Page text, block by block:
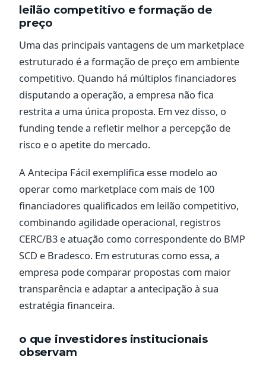
leilão competitivo e formação de
preço
Uma das principais vantagens de um marketplace
estruturado é a formação de preço em ambiente
competitivo. Quando há múltiplos financiadores
disputando a operação, a empresa não fica
restrita a uma única proposta. Em vez disso, o
funding tende a refletir melhor a percepção de
risco e o apetite do mercado.
A Antecipa Fácil exemplifica esse modelo ao
operar como marketplace com mais de 100
financiadores qualificados em leilão competitivo,
combinando agilidade operacional, registros
CERC/B3 e atuação como correspondente do BMP
SCD e Bradesco. Em estruturas como essa, a
empresa pode comparar propostas com maior
transparência e adaptar a antecipação à sua
estratégia financeira.
o que investidores institucionais
observam